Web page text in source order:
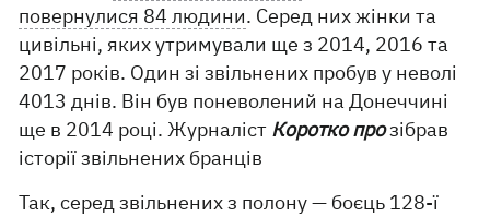
повернулися 84 людини. Серед них жінки та
цивільні, яких утримували ще з 2014, 2016 та
2017 років. Один зі звільнених пробув у неволі
4013 днів. Він був поневолений на Донеччині
ще в 2014 році. Журналіст Коротко прозібрав
історії звільнених бранців
Так, серед звільнених з полону — боєць 128-ї